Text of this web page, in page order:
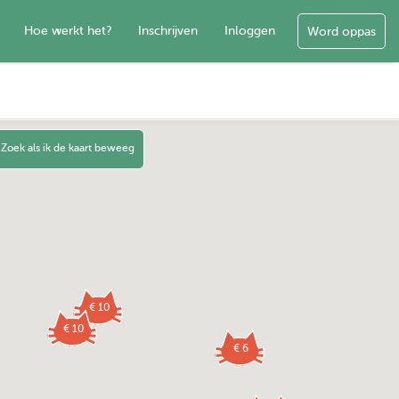
Hoe werkt het? Inschrijven Inloggen Word oppas
€ 6
€ 10
€ 10
Zoek als ik de kaart beweeg